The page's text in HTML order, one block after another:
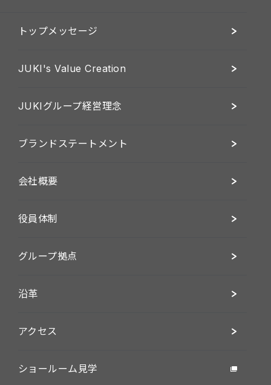
トップメッセージ
JUKI's Value Creation
JUKIグループ経営理念
ブランドステートメント
会社概要
役員体制
グループ拠点
沿革
アクセス
ショールーム見学